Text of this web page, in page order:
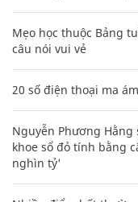
Mẹo học thuộc Bảng
câu nói vui vẻ
20 số điện thoại ma
Nguyễn Phương
khoe sổ đỏ tính bằng
nghìn tỷ'